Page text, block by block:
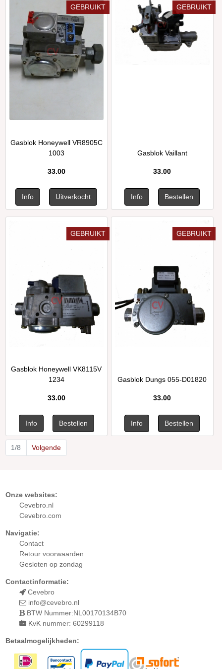
GEBRUIKT
Gasblok Honeywell VR8905C
1003
33.00
GEBRUIKT
Gasblok Vaillant
33.00
GEBRUIKT
Gasblok Honeywell VK8115V
1234
33.00
GEBRUIKT
Gasblok Dungs 055-D01820
33.00
1/8 Volgende
Onze websites:
Cevebro.nl
Cevebro.com
Navigatie:
Contact
Retour voorwaarden
Gesloten op zondag
Contactinformatie:
Cevebro
info@cevebro.nl
BTW Nummer:NL00170134B70
KvK nummer: 60299118
Betaalmogelijkheden: